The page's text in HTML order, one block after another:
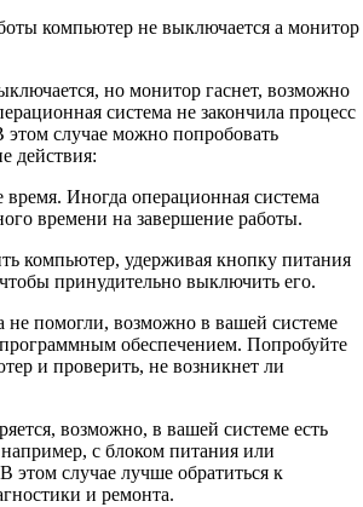
компьютер не выключается а монитор
но монитор гаснет, возможно
система не закончила процесс
этом случае можно попробовать
действия:
Иногда операционная система
времени на завершение работы.
компьютер, удерживая кнопку питания
принудительно выключить его.
не помогли, возможно в вашей системе
обеспечением. Попробуйте
и проверить, не возникнет ли
возможно, в вашей системе есть
с блоком питания или
этом случае лучше обратиться к
и ремонта.